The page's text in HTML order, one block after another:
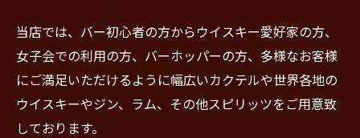
当店では、バー初心者の方からウイスキー愛好家の方、
女子会での利用の方、バーホッパーの方、多様なお客様
にご満足いただけるように幅広いカクテルや世界各地の
ウイスキーやジン、ラム、その他スピリッツをご用意致
しております。